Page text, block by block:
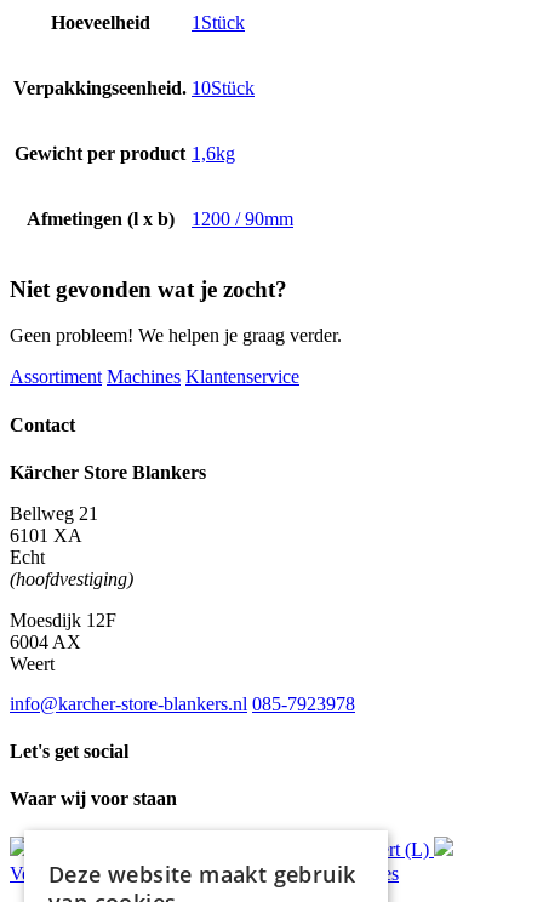
Hoeveelheid 1Stück
Verpakkingseenheid. 10Stück
Gewicht per product 1,6kg
Afmetingen (l x b) 1200 / 90mm
Niet gevonden wat je zocht?
Geen probleem! We helpen je graag verder.
Assortiment Machines Klantenservice
Contact
Kärcher Store Blankers
Bellweg 21
6101 XA
Echt
(hoofdvestiging)
Moesdijk 12F
6004 AX
Weert
info@karcher-store-blankers.nl 085-7923978
Let's get social
Waar wij voor staan
Ophalen in Echt of Weert (L)
Verzondenbinnen 48 uur* Persoonlijk advies
Deze website maakt gebruik